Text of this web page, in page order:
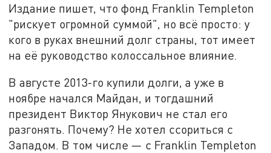
Издание пишет, что фонд Franklin Templeton
"рискует огромной суммой", но всё просто: у
кого в руках внешний долг страны, тот имеет
на её руководство колоссальное влияние.
В августе 2013-го купили долги, а уже в
ноябре начался Майдан, и тогдашний
президент Виктор Янукович не стал его
разгонять. Почему? Не хотел ссориться с
Западом. В том числе — с Franklin Templeton